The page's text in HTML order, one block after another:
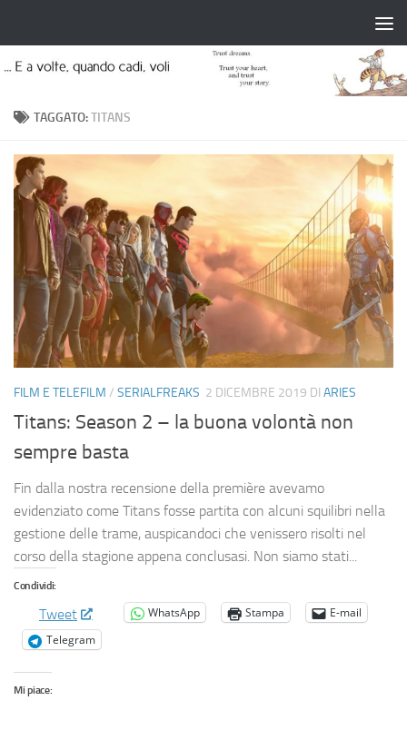
TAGGATO:TITANS
FILM E TELEFILM / SERIALFREAKS 2 DICEMBRE 2019 DI ARIES
Titans: Season 2 – la buona volontà non
sempre basta
Fin dalla nostra recensione della première avevamo
evidenziato come Titans fosse partita con alcuni squilibri nella
gestione delle trame, auspicandoci che venissero risolti nel
corso della stagione appena conclusasi. Non siamo stati...
Condividi:
Tweet WhatsApp Stampa
E-mail
Telegram
Mi piace: